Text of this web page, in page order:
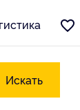
Искать